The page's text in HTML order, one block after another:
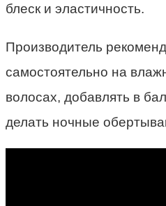
блеск и эластичность.
Производитель
самостоятельно на
волосах, добавлять в
делать ночные